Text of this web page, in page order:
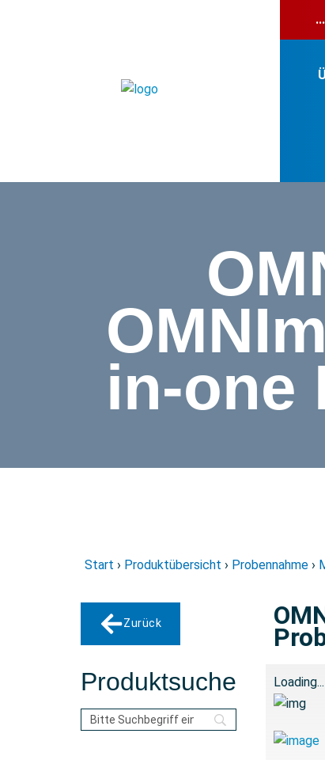
in-one
Start › Produktübersicht › Probennahme ›
Zurück
Produktsuche Loading...